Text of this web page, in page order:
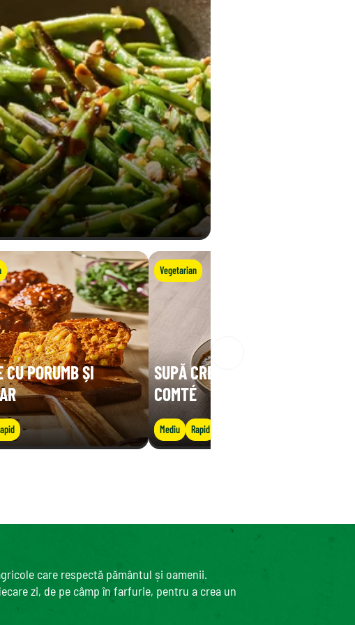
CU PORUMB ȘI
Vegetarian
SUPĂ CREMOASĂ DE LINTE CU
COMTÉ
Mediu Rapid
care respectă pământul și oamenii.
zi, de pe câmp în farfurie, pentru a crea un